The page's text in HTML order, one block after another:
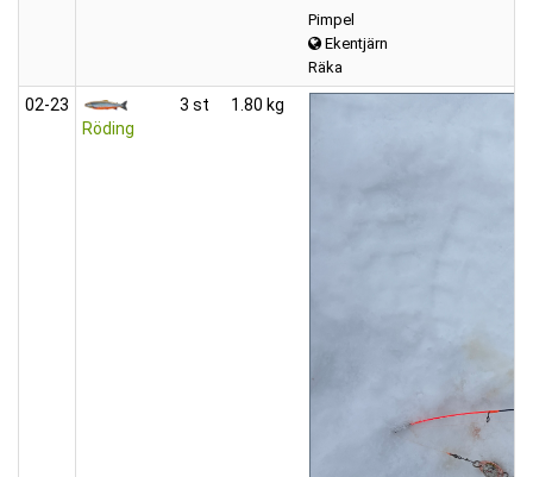
Pimpel
Ekentjärn
Räka
02‑23
Röding
3 st 1.80 kg